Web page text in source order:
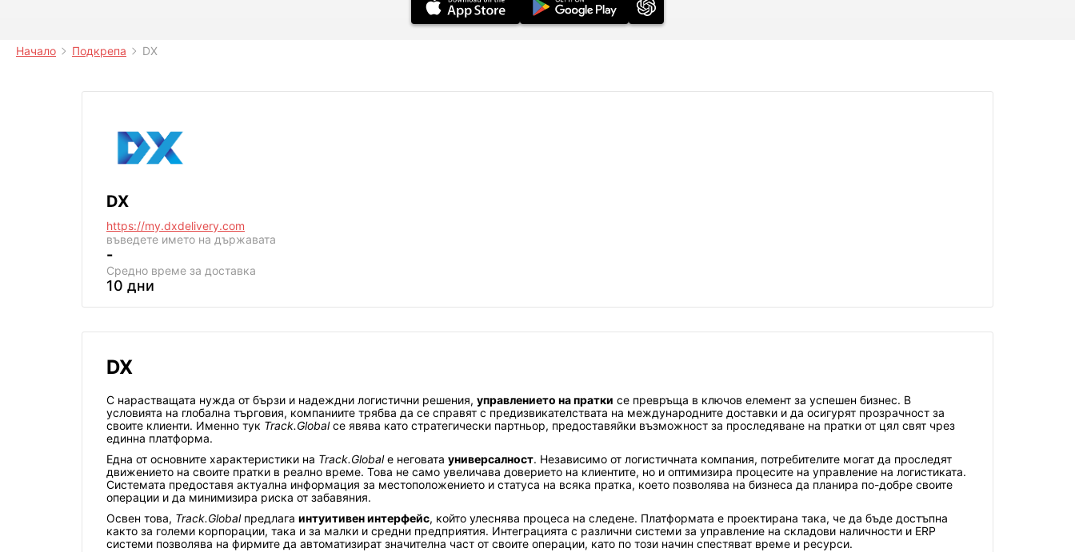
Начало Подкрепа DX
DX
https://my.dxdelivery.com
въведете името на държавата
-
Средно време за доставка
10 дни
DX
С нарастващата нужда от бързи и надеждни логистични решения, управлението на пратки се превръща в ключов елемент за успешен бизнес. В
условията на глобална търговия, компаниите трябва да се справят с предизвикателствата на международните доставки и да осигурят прозрачност за
своите клиенти. Именно тук Track.Globalсе явява като стратегически партньор, предоставяйки възможност за проследяване на пратки от цял свят чрез
единна платформа.
Една от основните характеристики на Track.Globalе неговата универсалност. Независимо от логистичната компания, потребителите могат да проследят
движението на своите пратки в реално време. Това не само увеличава доверието на клиентите, но и оптимизира процесите на управление на логистиката.
Системата предоставя актуална информация за местоположението и статуса на всяка пратка, което позволява на бизнеса да планира по-добре своите
операции и да минимизира риска от забавяния.
Освен това, Track.Globalпредлага интуитивен интерфейс, който улеснява процеса на следене. Платформата е проектирана така, че да бъде достъпна
както за големи корпорации, така и за малки и средни предприятия. Интеграцията с различни системи за управление на складови наличности и ERP
системи позволява на фирмите да автоматизират значителна част от своите операции, като по този начин спестяват време и ресурси.